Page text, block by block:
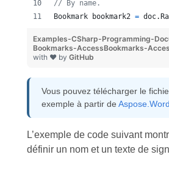
// By name.
Bookmark
bookmark2 = doc.
Examples-CSharp-Programming-
Bookmarks-AccessBookmarks-
with ❤ by GitHub
Vous pouvez télécharger le
exemple à partir de
L’exemple de code suivant
définir un nom et un texte de